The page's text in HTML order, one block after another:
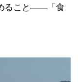
ること――「食